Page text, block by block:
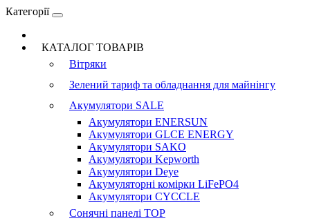
Категорії
КАТАЛОГ ТОВАРІВ
Вітряки
Зелений тариф та обладнання для майнінгу
Акумулятори SALE
Акумулятори ENERSUN
Акумулятори GLCE ENERGY
Акумулятори SAKO
Акумулятори Kepworth
Акумулятори Deye
Акумуляторні комірки LiFePO4
Акумулятори CYCCLE
Сонячні панелі TOP